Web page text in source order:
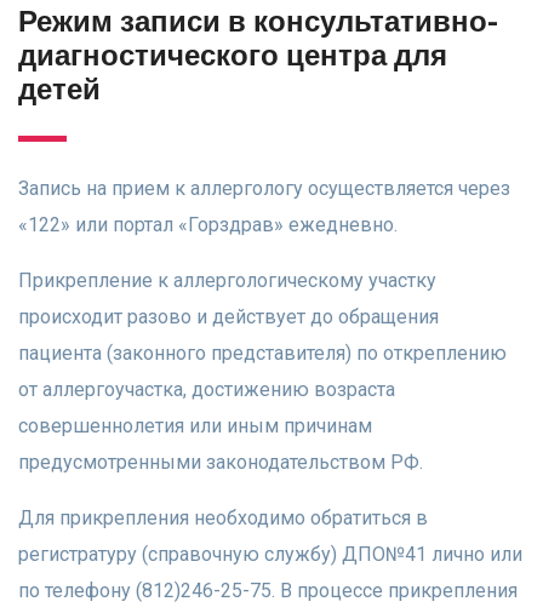
Режим записи в консультативно-
диагностического центра для
детей
Запись на прием к аллергологу осуществляется через
«122» или портал «Горздрав» ежедневно.
Прикрепление к аллергологическому участку
происходит разово и действует до обращения
пациента (законного представителя) по откреплению
от аллергоучастка, достижению возраста
совершеннолетия или иным причинам
предусмотренными законодательством РФ.
Для прикрепления необходимо обратиться в
регистратуру (справочную службу) ДПО№41 лично или
по телефону (812)246-25-75. В процессе прикрепления